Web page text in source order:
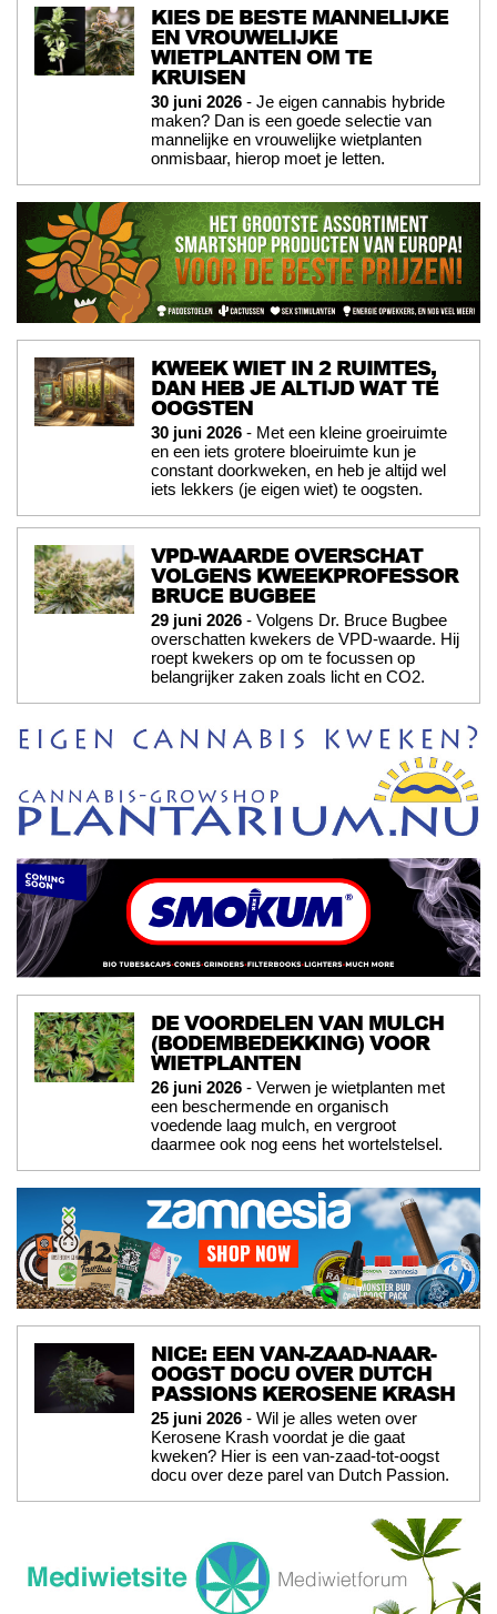
KIES DE BESTE MANNELIJKE
EN VROUWELIJKE
WIETPLANTEN OM TE
KRUISEN
30 juni 2026 - Je eigen cannabis hybride
maken? Dan is een goede selectie van
mannelijke en vrouwelijke wietplanten
onmisbaar, hierop moet je letten.
KWEEK WIET IN 2 RUIMTES,
DAN HEB JE ALTIJD WAT TE
OOGSTEN
30 juni 2026 - Met een kleine groeiruimte
en een iets grotere bloeiruimte kun je
constant doorkweken, en heb je altijd wel
iets lekkers (je eigen wiet) te oogsten.
VPD-WAARDE OVERSCHAT
VOLGENS KWEEKPROFESSOR
BRUCE BUGBEE
29 juni 2026 - Volgens Dr. Bruce Bugbee
overschatten kwekers de VPD-waarde. Hij
roept kwekers op om te focussen op
belangrijker zaken zoals licht en CO2.
DE VOORDELEN VAN MULCH
(BODEMBEDEKKING) VOOR
WIETPLANTEN
26 juni 2026 - Verwen je wietplanten met
een beschermende en organisch
voedende laag mulch, en vergroot
daarmee ook nog eens het wortelstelsel.
NICE: EEN VAN-ZAAD-NAAR-
OOGST DOCU OVER DUTCH
PASSIONS KEROSENE KRASH
25 juni 2026 - Wil je alles weten over
Kerosene Krash voordat je die gaat
kweken? Hier is een van-zaad-tot-oogst
docu over deze parel van Dutch Passion.